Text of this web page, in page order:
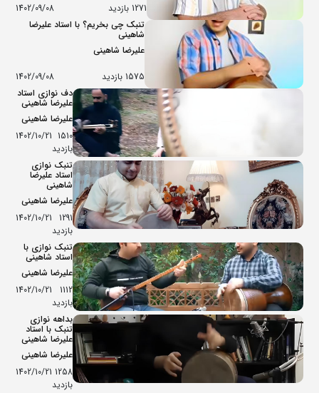
1271 بازدید
1402/09/08
تنبک چی بخریم؟ با استاد علیرضا
شاهینی
علیرضا شاهینی
1575 بازدید
1402/09/08
دف نوازی استاد
علیرضا شاهینی
علیرضا شاهینی
1510
بازدید
1402/10/21
تنبک نوازی
استاد علیرضا
شاهینی
علیرضا شاهینی
1291
بازدید
1402/10/21
تنبک نوازی با
استاد شاهینی
علیرضا شاهینی
1112
بازدید
1402/10/21
بداهه نوازی
تنبک با استاد
علیرضا شاهینی
علیرضا شاهینی
1258
بازدید
1402/10/21